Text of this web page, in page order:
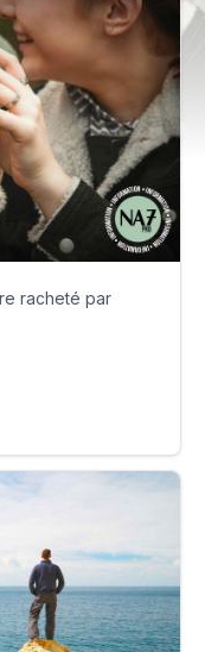
racheté par